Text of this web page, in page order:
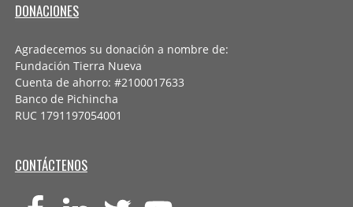
DONACIONES
Agradecemos su donación a nombre de:
Fundación Tierra Nueva
Cuenta de ahorro: #2100017633
Banco de Pichincha
RUC 1791197054001
CONTÁCTENOS